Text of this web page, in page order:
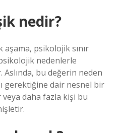
nedir?
psikolojik sınır
nedenlerle
Aslında, bu değerin neden
gerektiğine dair nesnel bir
daha fazla kişi bu